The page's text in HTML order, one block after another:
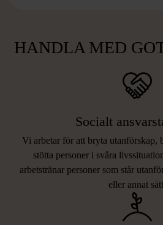
HANDLA MED
Socialt
Vi arbetar för att bryta utanförskap,
stötta personer i svåra
arbetstränar personer som står
eller annat